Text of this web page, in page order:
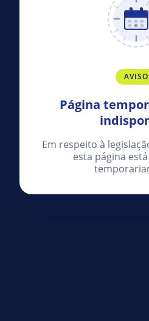
AVISO
Página
Em respeito à
esta página